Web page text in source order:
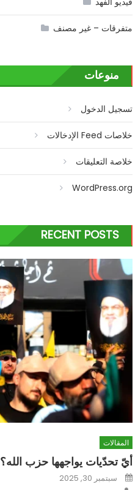
متفرقات – غير مصنف
منوعات
تسجيل الدخول
خلاصات Feed الإدخالات
خلاصة التعليقات
WordPress.org
RECENT POSTS
المقالات
أيّ تحدّيات يواجهها حزب الله؟
Posted
onسبتمبر 30, 2025